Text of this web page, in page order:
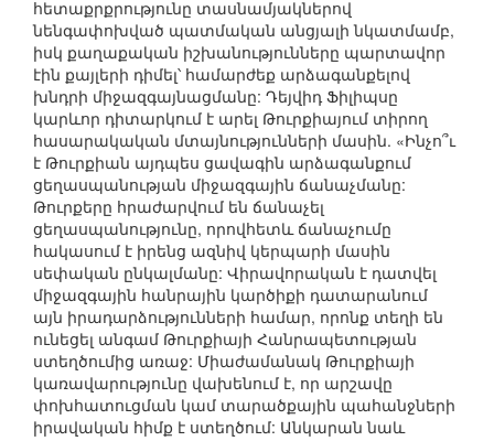
հետաքրքրությունը տասնամյակներով
նենգափոխված պատմական անցյալի նկատմամբ,
իսկ քաղաքական իշխանությունները պարտավոր
էին քայլերի դիմել՝ համարժեք արձագանքելով
խնդրի միջազգայնացմանը: Դեյվիդ Ֆիլիպսը
կարևոր դիտարկում է արել Թուրքիայում տիրող
հասարակական մտայնությունների մասին. «Ինչո՞ւ
է Թուրքիան այդպես ցավագին արձագանքում
ցեղասպանության միջազգային ճանաչմանը:
Թուրքերը հրաժարվում են ճանաչել
ցեղասպանությունը, որովհետև ճանաչումը
հակասում է իրենց ազնիվ կերպարի մասին
սեփական ընկալմանը: Վիրավորական է դատվել
միջազգային հանրային կարծիքի դատարանում
այն իրադարձությունների համար, որոնք տեղի են
ունեցել անգամ Թուրքիայի Հանրապետության
ստեղծումից առաջ: Միաժամանակ Թուրքիայի
կառավարությունը վախենում է, որ արշավը
փոխհատուցման կամ տարածքային պահանջների
իրավական հիմք է ստեղծում: Անկարան նաև